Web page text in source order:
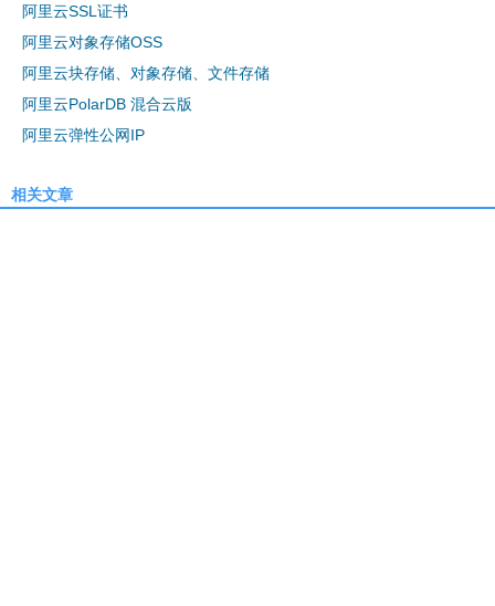
阿里云SSL证书
阿里云对象存储OSS
阿里云块存储、对象存储、文件存储
阿里云PolarDB 混合云版
阿里云弹性公网IP
相关文章